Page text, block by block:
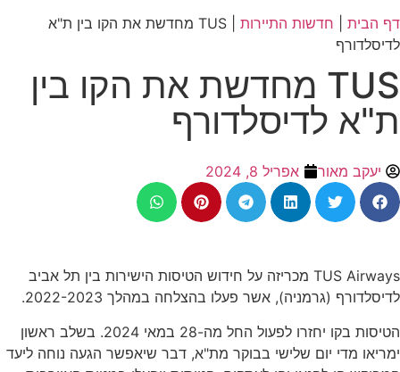
דף הבית חדשות התיירות
TUS מחדשת את הקו בין ת"א
לדיסלדורף
TUS מחדשת את הקו בין
ת"א לדיסלדורף
יעקב מאור אפריל 8, 2024
TUS Airways מכריזה על חידוש הטיסות הישירות בין תל אביב
לדיסלדורף (גרמניה), אשר פעלו בהצלחה במהלך 2022-2023.
הטיסות בקו יחזרו לפעול החל מה-28 במאי 2024. בשלב ראשון
ימריאו מדי יום שלישי בבוקר מת"א, דבר שיאפשר הגעה נוחה ליעד